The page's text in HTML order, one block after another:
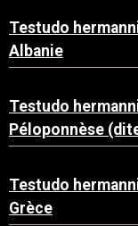
Testudo hermanni
Albanie
Testudo hermanni
Péloponnèse
Testudo hermanni
Grèce